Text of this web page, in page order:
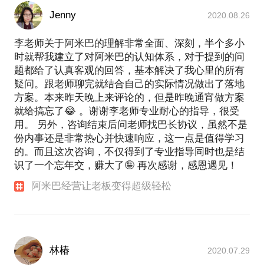
Jenny 2020.08.26
李老师关于阿米巴的理解非常全面、深刻，半个多小
时就帮我建立了对阿米巴的认知体系，对于提到的问
题都给了认真客观的回答，基本解决了我心里的所有
疑问。跟老师聊完就结合自己的实际情况做出了落地
方案。本来昨天晚上来评论的，但是昨晚通宵做方案
就给搞忘了😂 。谢谢李老师专业耐心的指导，很受
用。 另外，咨询结束后问老师找巴长协议，虽然不是
份内事还是非常热心并快速响应，这一点是值得学习
的。而且这次咨询，不仅得到了专业指导同时也是结
识了一个忘年交，赚大了🤪 再次感谢，感恩遇见！
阿米巴经营让老板变得超级轻松
林椿 2020.07.29